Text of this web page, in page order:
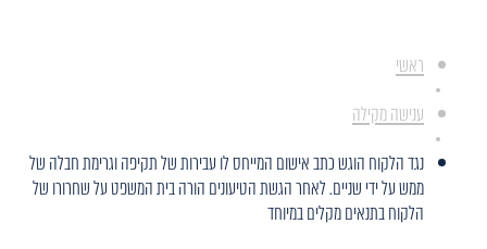
ראשי
ענישה מקילה
נגד הלקוח הוגש כתב אישום המייחס לו עבירות של תקיפה וגרימת חבלה של
ממש על ידי שניים. לאחר הגשת הטיעונים הורה בית המשפט על שחרורו של
הלקוח בתנאים מקלים במיוחד